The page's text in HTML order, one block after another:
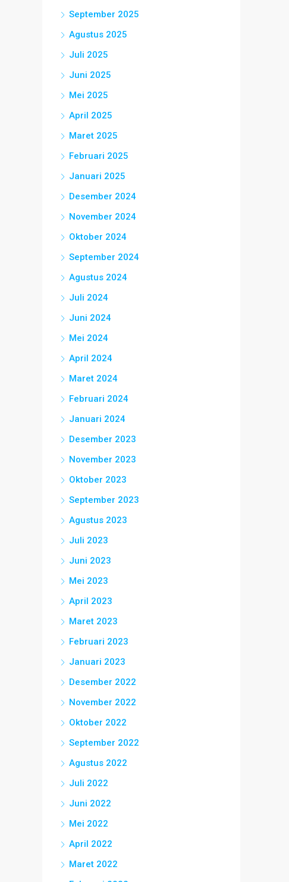
September 2025
Agustus 2025
Juli 2025
Juni 2025
Mei 2025
April 2025
Maret 2025
Februari 2025
Januari 2025
Desember 2024
November 2024
Oktober 2024
September 2024
Agustus 2024
Juli 2024
Juni 2024
Mei 2024
April 2024
Maret 2024
Februari 2024
Januari 2024
Desember 2023
November 2023
Oktober 2023
September 2023
Agustus 2023
Juli 2023
Juni 2023
Mei 2023
April 2023
Maret 2023
Februari 2023
Januari 2023
Desember 2022
November 2022
Oktober 2022
September 2022
Agustus 2022
Juli 2022
Juni 2022
Mei 2022
April 2022
Maret 2022